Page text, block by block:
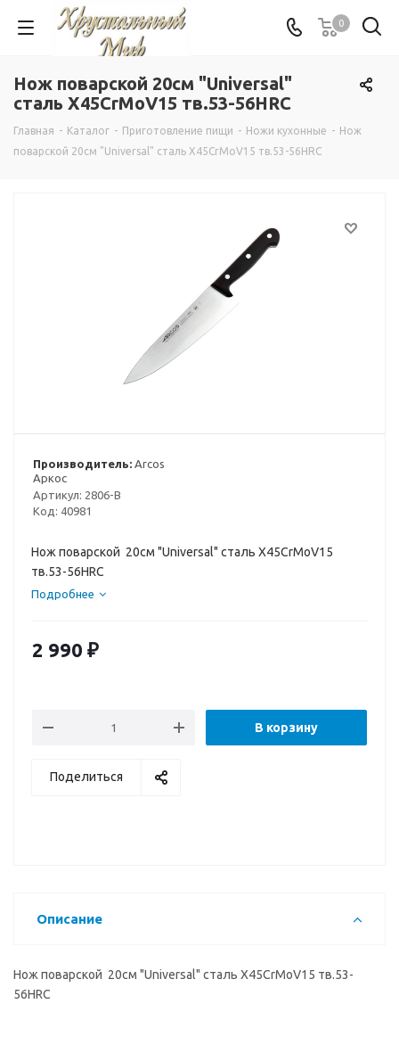
0
Нож поварской 20см "Universal"
сталь X45CrMoV15 тв.53-56HRC
Главная - Каталог - Приготовление пищи - Ножи кухонные - Нож
поварской 20см "Universal" сталь X45CrMoV15 тв.53-56HRC
Производитель: Arcos
Аркос
Артикул: 2806-B
Код: 40981
Нож поварской 20см "Universal" сталь X45CrMoV15
тв.53-56HRC
Подробнее
2 990 ₽
В корзину
Поделиться
Описание
Нож поварской 20см "Universal" сталь X45CrMoV15 тв.53-
56HRC